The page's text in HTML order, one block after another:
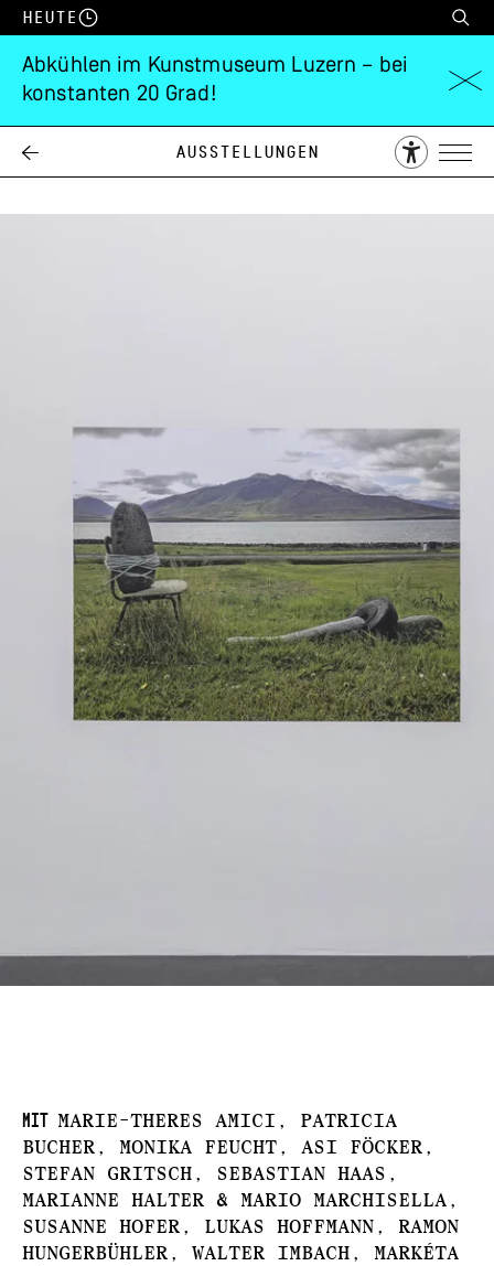
Heute
Abkühlen im Kunstmuseum Luzern – bei
konstanten 20 Grad!
Ausstellungen
zentral!
04.12. 13.02.
Mit Marie-Theres Amici, Patricia
Bucher, Monika Feucht, Asi Föcker,
Stefan Gritsch, Sebastian Haas,
Marianne Halter & Mario Marchisella,
Susanne Hofer, Lukas Hoffmann, Ramon
Hungerbühler, Walter Imbach, Markéta